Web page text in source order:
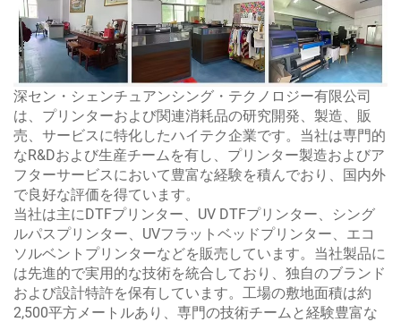
深セン・シェンチュアンシング・テクノロジー有限公司
は、プリンターおよび関連消耗品の研究開発、製造、販
売、サービスに特化したハイテク企業です。当社は専門的
なR&Dおよび生産チームを有し、プリンター製造およびア
フターサービスにおいて豊富な経験を積んでおり、国内外
で良好な評価を得ています。
当社は主にDTFプリンター、UV DTFプリンター、シング
ルパスプリンター、UVフラットベッドプリンター、エコ
ソルベントプリンターなどを販売しています。当社製品に
は先進的で実用的な技術を統合しており、独自のブランド
および設計特許を保有しています。工場の敷地面積は約
2,500平方メートルあり、専門の技術チームと経験豊富な